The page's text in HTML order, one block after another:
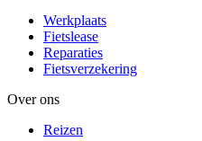
Werkplaats
Fietslease
Reparaties
Fietsverzekering
Over ons
Reizen